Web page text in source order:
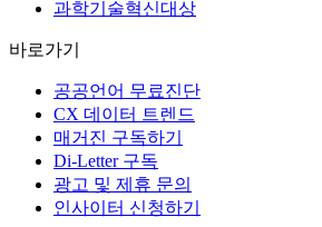
과학기술혁신대상
바로가기
공공언어 무료진단
CX 데이터 트렌드
매거진 구독하기
Di-Letter 구독
광고 및 제휴 문의
인사이터 신청하기